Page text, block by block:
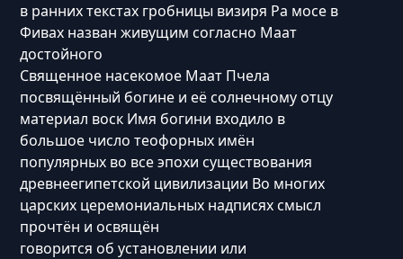
в ранних текстах гробницы визиря Ра мосе в
Фивах назван живущим согласно Маат
достойного
Священное насекомое Маат Пчела
посвящённый богине и её солнечному отцу
материал воск Имя богини входило в
большое число теофорных имён
популярных во все эпохи существования
древнеегипетской цивилизации Во многих
царских церемониальных надписях смысл
прочтён и освящён
говорится об установлении или